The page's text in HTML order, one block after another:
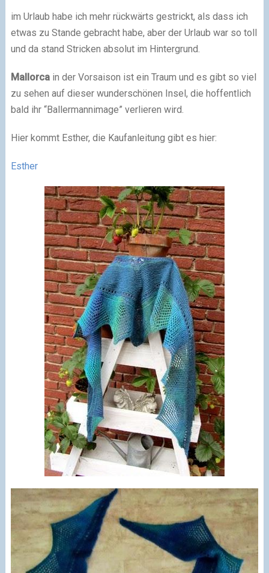
im Urlaub habe ich mehr rückwärts gestrickt, als dass ich
etwas zu Stande gebracht habe, aber der Urlaub war so toll
und da stand Stricken absolut im Hintergrund.
Mallorcain der Vorsaison ist ein Traum und es gibt so viel
zu sehen auf dieser wunderschönen Insel, die hoffentlich
bald ihr “Ballermannimage” verlieren wird.
Hier kommt Esther, die Kaufanleitung gibt es hier:
Esther